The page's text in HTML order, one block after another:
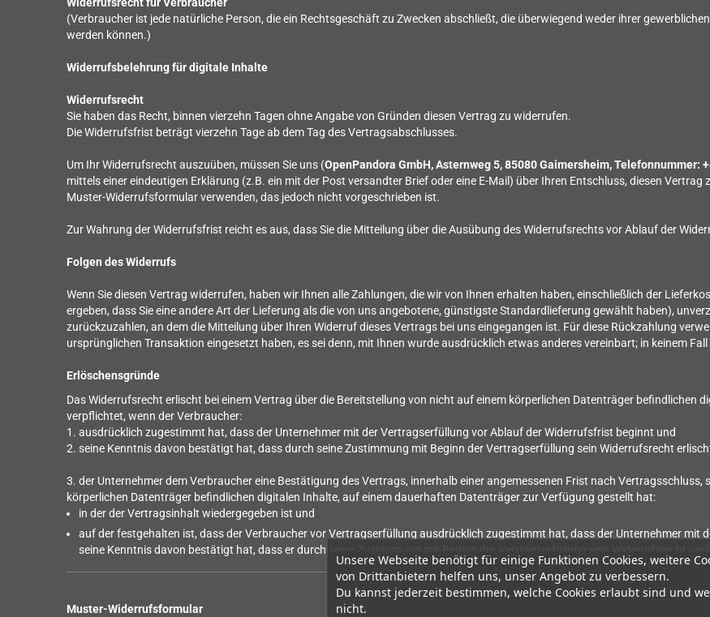
Unsere Webseite benötigt für einige Funktionen Cookies, weitere
von Drittanbietern helfen uns, unser Angebot zu verbessern.
Du kannst jederzeit bestimmen, welche Cookies erlaubt sind und
nicht.
Widerrufsrecht für Verbraucher
(Verbraucher ist jede natürliche Person, die ein Rechtsgeschäft zu Zwecken abschließt, die überwiegend weder ihrer
werden können.)
Widerrufsbelehrung für digitale Inhalte
Widerrufsrecht
Sie haben das Recht, binnen vierzehn Tagen ohne Angabe von Gründen diesen Vertrag zu widerrufen.
Die Widerrufsfrist beträgt vierzehn Tage ab dem Tag des Vertragsabschlusses.
Um Ihr Widerrufsrecht auszuüben, müssen Sie uns (OpenPandora GmbH, Asternweg 5, 85080 Gaimersheim,
mittels einer eindeutigen Erklärung (z.B. ein mit der Post versandter Brief oder eine E-Mail) über Ihren Entschluss, diesen
Muster-Widerrufsformular verwenden, das jedoch nicht vorgeschrieben ist.
Zur Wahrung der Widerrufsfrist reicht es aus, dass Sie die Mitteilung über die Ausübung des Widerrufsrechts vor Ablauf der
Folgen des Widerrufs
Wenn Sie diesen Vertrag widerrufen, haben wir Ihnen alle Zahlungen, die wir von Ihnen erhalten haben, einschließlich der
ergeben, dass Sie eine andere Art der Lieferung als die von uns angebotene, günstigste Standardlieferung gewählt haben),
zurückzuzahlen, an dem die Mitteilung über Ihren Widerruf dieses Vertrags bei uns eingegangen ist. Für diese Rückzahlung
ursprünglichen Transaktion eingesetzt haben, es sei denn, mit Ihnen wurde ausdrücklich etwas anderes vereinbart; in keinem
Erlöschensgründe
Das Widerrufsrecht erlischt bei einem Vertrag über die Bereitstellung von nicht auf einem körperlichen Datenträger befindlichen
verpflichtet, wenn der Verbraucher:
1. ausdrücklich zugestimmt hat, dass der Unternehmer mit der Vertragserfüllung vor Ablauf der Widerrufsfrist beginnt und
2. seine Kenntnis davon bestätigt hat, dass durch seine Zustimmung mit Beginn der Vertragserfüllung sein Widerrufsrecht
3. der Unternehmer dem Verbraucher eine Bestätigung des Vertrags, innerhalb einer angemessenen Frist nach
körperlichen Datenträger befindlichen digitalen Inhalte, auf einem dauerhaften Datenträger zur Verfügung gestellt hat:
in der der Vertragsinhalt wiedergegeben ist und
auf der festgehalten ist, dass der Verbraucher vor Vertragserfüllung ausdrücklich zugestimmt hat, dass der Unternehmer mit
seine Kenntnis davon bestätigt hat, dass er durch seine Zustimmung mit Beginn der Vertragserfüllung sein Widerrufsrecht
Muster-Widerrufsformular